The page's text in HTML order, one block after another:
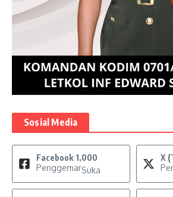
Sosial Media
Facebook 1,000
PenggemarSuka
X